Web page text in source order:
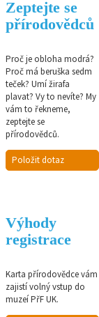
Zeptejte se
přírodovědců
Proč je obloha modrá?
Proč má beruška sedm
teček? Umí žirafa
plavat? Vy to nevíte? My
vám to řekneme,
zeptejte se
přírodovědců.
Položit dotaz
Výhody
registrace
Karta přírodovědce vám
zajistí volný vstup do
muzeí PřF UK.